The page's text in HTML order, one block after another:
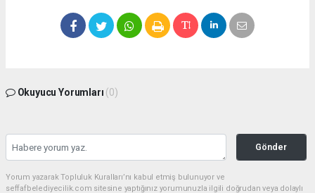
Okuyucu Yorumları (0)
Gönder
Yorum yazarak Topluluk Kuralları’nı kabul etmiş bulunuyor ve
seffafbelediyecilik.com sitesine yaptığınız yorumunuzla ilgili doğrudan veya dolaylı